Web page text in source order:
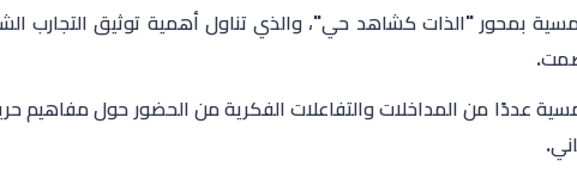
بمحور "الذات كشاهد حي"، والذي تناول أهمية توثيق التجارب
عددًا من المداخلات والتفاعلات الفكرية من الحضور حول مفاهيم